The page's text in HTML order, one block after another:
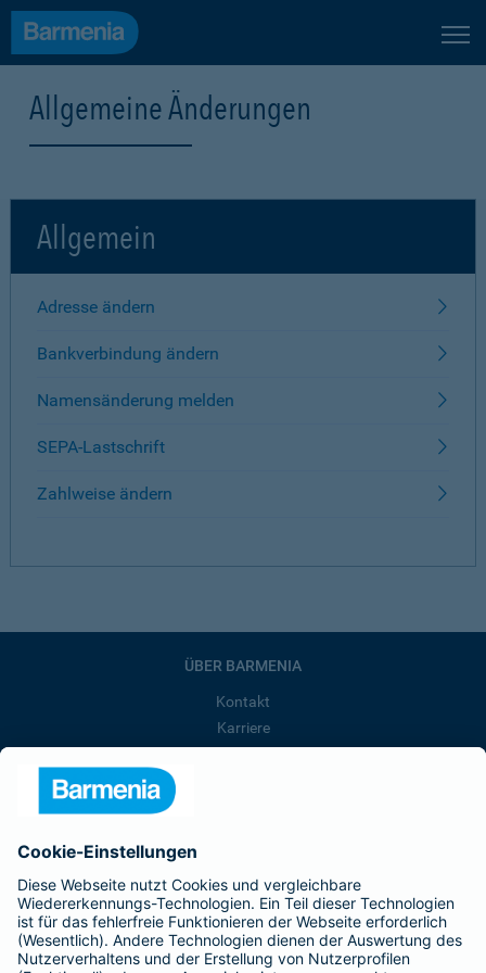
Allgemeine Änderungen
Allgemein
Adresse ändern
Bankverbindung ändern
Namensänderung melden
SEPA-Lastschrift
Zahlweise ändern
ÜBER BARMENIA
Kontakt
Karriere
Barmenia ist Teil der BarmeniaGothaer
BELIEBTE SEITEN
Kranken-Zusatzversicherung
Tierversicherungen